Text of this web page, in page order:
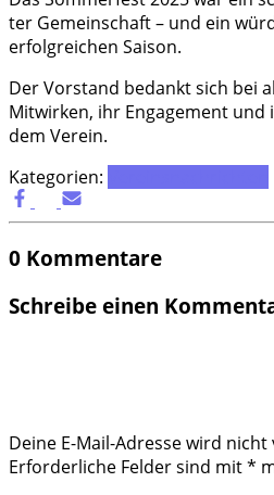
ter Gemein­schaft – und ein
erfolg­rei­chen Saison.
Der Vor­stand bedankt sich bei
Mit­wir­ken, ihr Enga­ge­ment
dem Verein.
Kategorien:
0 Kommentare
Schreibe einen
Deine E-Mail-Adresse wird
Erforderliche Felder sind mit*